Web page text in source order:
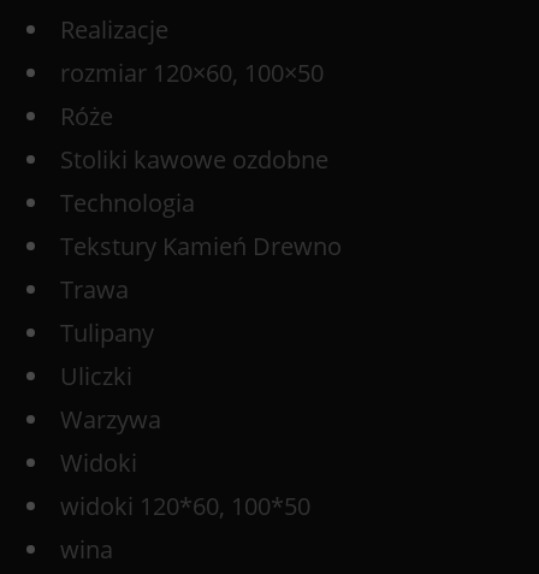
Realizacje
rozmiar 120×60, 100×50
Róże
Stoliki kawowe ozdobne
Technologia
Tekstury Kamień Drewno
Trawa
Tulipany
Uliczki
Warzywa
Widoki
widoki 120*60, 100*50
wina